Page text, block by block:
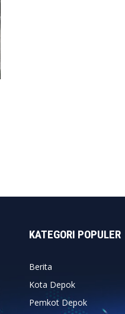
KATEGORI POPULER
Berita
Kota Depok
Pemkot Depok